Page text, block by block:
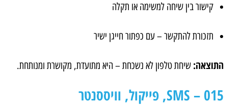
קישור בין שיחה למשימה או תקלה
תזכורת להתקשר – עם כפתור חייגן ישיר
התוצאה: שיחת טלפון לא נשכחת – היא מתועדת, מקושרת ומנותחת.
SMS – 015, פייקול, וויססנטר